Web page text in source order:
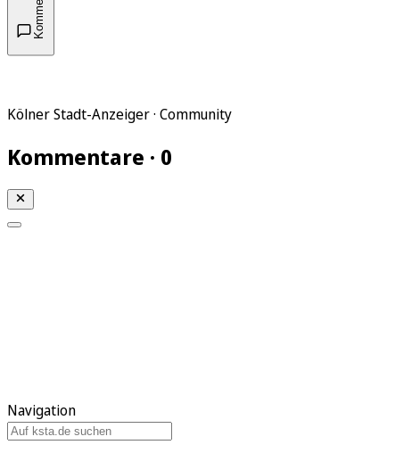
Kölner Stadt-Anzeiger · Community
Kommentare · 0
Navigation